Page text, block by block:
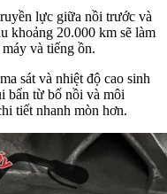
lực giữa nồi trước và
khoảng 20.000 km sẽ làm
và tiếng ồn.
sát và nhiệt độ cao sinh
bẩn từ bố nồi và môi
tiết nhanh mòn hơn.